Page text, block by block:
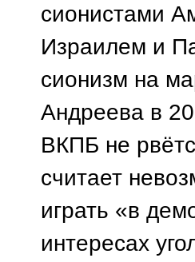
сионистами
Израилем и
сионизм на
Андреева в
ВКПБ не
считает
играть «в
интересах